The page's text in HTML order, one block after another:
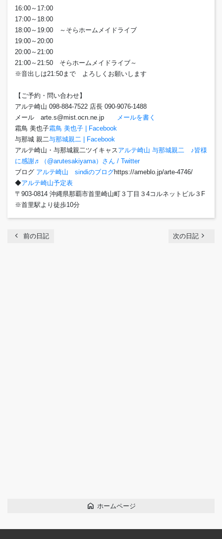
16:00～17:00
17:00～18:00
18:00～19:00 ～そらホームメイドライブ
19:00～20:00
20:00～21:00
21:00～21:50 そらホームメイドライブ～
※音出しは21:50まで よろしくお願いします
【ご予約・問い合わせ】
アルテ崎山 098-884-7522 店長 090-9076-1488
メール arte.s@mist.ocn.ne.jp
メールを書く
霜鳥 美也子霜鳥 美也子 | Facebook
与那城 親二与那城親二 | Facebook
アルテ崎山・与那城親二ツイキャスアルテ崎山 与那城親二 ♪皆様
に感謝♬（@arutesakiyama）さん / Twitter
ブログ アルテ崎山 sindiのブログhttps://ameblo.jp/arte-4746/
◆アルテ崎山予定表
〒903-0814 沖縄県那覇市首里崎山町３丁目３4コルネットビル３F
※首里駅より徒歩10分
chevron_left 前の日記 次の日記 navigate_next
home ホームページ